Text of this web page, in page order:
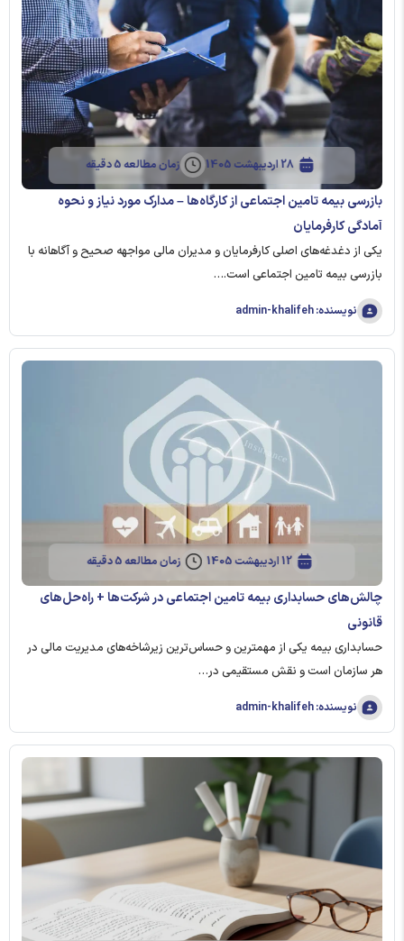
28 اردیبهشت 1405 زمان مطالعه 5 دقیقه
بازرسی بیمه تامین اجتماعی از کارگاه‌ها – مدارک مورد نیاز و نحوه
آمادگی کارفرمایان
یکی از دغدغه‌های اصلی کارفرمایان و مدیران مالی مواجهه صحیح و آگاهانه با
بازرسی بیمه تامین اجتماعی است.…
نویسنده: admin-khalifeh
12 اردیبهشت 1405 زمان مطالعه 5 دقیقه
چالش‌های حسابداری بیمه تامین اجتماعی در شرکت‌ها + راه‌حل‌های
قانونی
حسابداری بیمه یکی از مهمترین و حساس‌ترین زیرشاخه‌های مدیریت مالی در
هر سازمان است و نقش مستقیمی در…
نویسنده: admin-khalifeh